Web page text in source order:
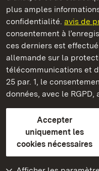
plus amples
confidentialité. avis de
consentement à
ces derniers est
allemande sur la
télécommunications et
25 par. 1, le
données, avec le RGPD,
Accepter
uniquement les
cookies nécessaires
Château résidentiel d' Urach
Châteaux et jardins
FAQ et réponses
Explications sur
BITV-konform (geprüfte
plus loin
Accueil
Monuments